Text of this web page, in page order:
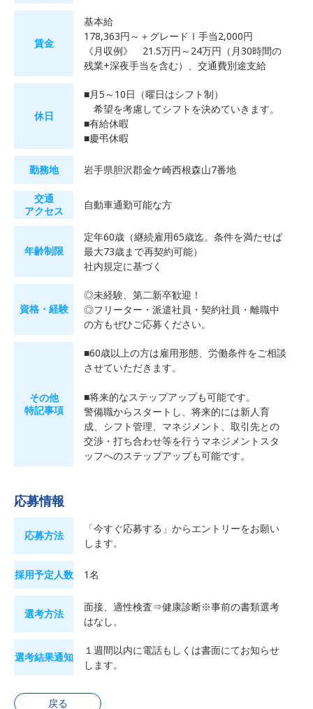
賃金
基本給
178,363円～＋グレードⅠ手当2,000円
《月収例》 21.5万円～24万円（月30時間の
残業+深夜手当を含む）、交通費別途支給
休日
■月5～10日（曜日はシフト制）
希望を考慮してシフトを決めていきます。
■有給休暇
■慶弔休暇
勤務地 岩手県胆沢郡金ケ崎西根森山7番地
交通
アクセス
自動車通勤可能な方
年齢制限
定年60歳（継続雇用65歳迄。条件を満たせば
最大73歳まで再契約可能）
社内規定に基づく
資格・経験
◎未経験、第二新卒歓迎！
◎フリーター・派遣社員・契約社員・離職中
の方もぜひご応募ください。
その他
特記事項
■60歳以上の方は雇用形態、労働条件をご相談
させていただきます。
■将来的なステップアップも可能です。
警備職からスタートし、将来的には新人育
成、シフト管理、マネジメント、取引先との
交渉・打ち合わせ等を行うマネジメントスタ
ッフへのステップアップも可能です。
応募情報
応募方法
「今すぐ応募する」からエントリーをお願い
します。
採用予定人数 1名
選考方法
面接、適性検査⇒健康診断※事前の書類選考
はなし。
選考結果通知
１週間以内に電話もしくは書面にてお知らせ
します。
戻る